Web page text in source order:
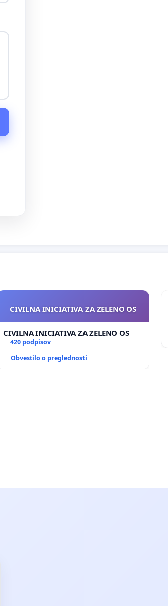
CIVILNA INICIATIVA ZA ZELENO OS
CIVILNA INICIATIVA ZA ZELENO OS
420 podpisov
Obvestilo o preglednosti